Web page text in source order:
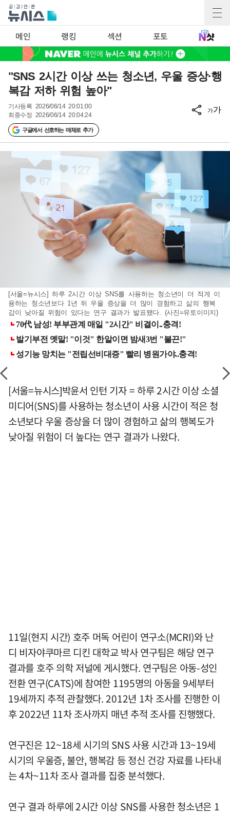
메인 랭킹 섹션 포토
"SNS 2시간 이상 쓰는 청소년, 우울 증상·행
복감 저하 위험 높아"
기사등록 2026/06/14 20:01:00
최종수정 2026/06/14 20:04:24
구글에서 선호하는 매체로 추가
가가
[서울=뉴시스] 하루 2시간 이상 SNS를 사용하는 청소년이 더 적게 이
용하는 청소년보다 1년 뒤 우울 증상을 더 많이 경험하고 삶의 행복
감이 낮아질 위험이 있다는 연구 결과가 발표됐다. (사진=유토이미지)
[서울=뉴시스]박윤서 인턴 기자 = 하루 2시간 이상 소셜
미디어(SNS)를 사용하는 청소년이 사용 시간이 적은 청
소년보다 우울 증상을 더 많이 경험하고 삶의 행복도가
낮아질 위험이 더 높다는 연구 결과가 나왔다.
11일(현지 시간) 호주 머독 어린이 연구소(MCRI)와 난
디 비자야쿠마르 디킨 대학교 박사 연구팀은 해당 연구
결과를 호주 의학 저널에 게시했다. 연구팀은 아동-성인
전환 연구(CATS)에 참여한 1195명의 아동을 9세부터
19세까지 추적 관찰했다. 2012년 1차 조사를 진행한 이
후 2022년 11차 조사까지 매년 추적 조사를 진행했다.
연구진은 12~18세 시기의 SNS 사용 시간과 13~19세
시기의 우울증, 불안, 행복감 등 정신 건강 자료를 나타내
는 4차~11차 조사 결과를 집중 분석했다.
연구 결과 하루에 2시간 이상 SNS를 사용한 청소년은 1